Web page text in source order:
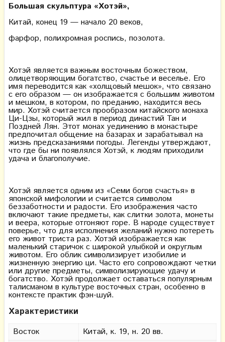
Большая скульптура «Хотэй»,
Китай, конец 19 — начало 20 веков,
фарфор, полихромная роспись, позолота.
Хотэй является важным восточным божеством,
олицетворяющим богатство, счастье и веселье. Его
имя переводится как «холщовый мешок», что связано
с его образом — он изображается с большим животом
и мешком, в котором, по преданию, находится весь
мир. Хотэй считается прообразом китайского монаха
Ци-Цзы, который жил в период династий Тан и
Поздней Лян. Этот монах уединению в монастыре
предпочитал общение на базарах и зарабатывал на
жизнь предсказаниями погоды. Легенды утверждают,
что где бы ни появлялся Хотэй, к людям приходили
удача и благополучие.
Хотэй является одним из «Семи богов счастья» в
японской мифологии и считается символом
беззаботности и радости. Его изображения часто
включают такие предметы, как слитки золота, монеты
и веера, которые отгоняют горе. В народе существует
поверье, что для исполнения желаний нужно потереть
его живот триста раз. Хотэй изображается как
маленький старичок с широкой улыбкой и округлым
животом. Его облик символизирует изобилие и
жизненную энергию ци. Часто его сопровождают четки
или другие предметы, символизирующие удачу и
богатство. Хотэй продолжает оставаться популярным
талисманом в культуре восточных стран, особенно в
контексте практик фэн-шуй.
Характеристики
Восток
Китай, к. 19, н. 20 вв.